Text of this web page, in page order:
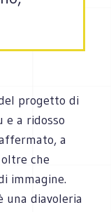
progetto di
e a ridosso
a
che
immagine.
una diavoleria